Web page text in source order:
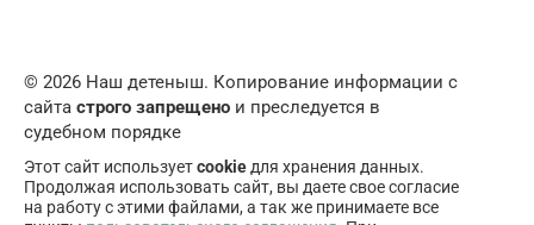
© 2026 Наш детеныш. Копирование информации с
сайта строго запрещено и преследуется в
судебном порядке
Этот сайт используетcookie для хранения данных.
Продолжая использовать сайт, вы даете свое согласие
на работу с этими файлами, а так же принимаете все